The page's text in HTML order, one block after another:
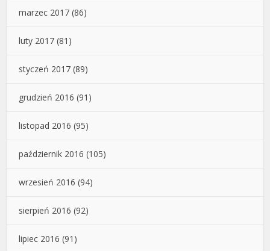
marzec 2017 (86)
luty 2017 (81)
styczeń 2017 (89)
grudzień 2016 (91)
listopad 2016 (95)
październik 2016 (105)
wrzesień 2016 (94)
sierpień 2016 (92)
lipiec 2016 (91)